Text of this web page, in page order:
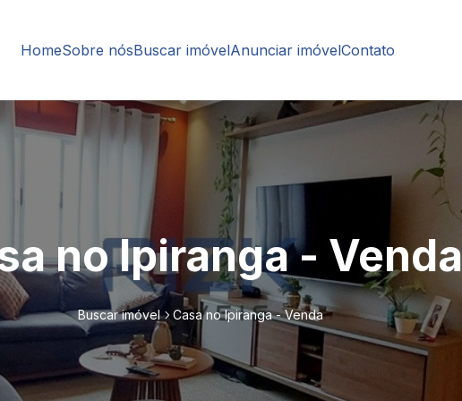
HomeSobre nósBuscar imóvelAnunciar imóvelContato
no Ipiranga - Venda
Buscar imóvel Casa no Ipiranga - Venda